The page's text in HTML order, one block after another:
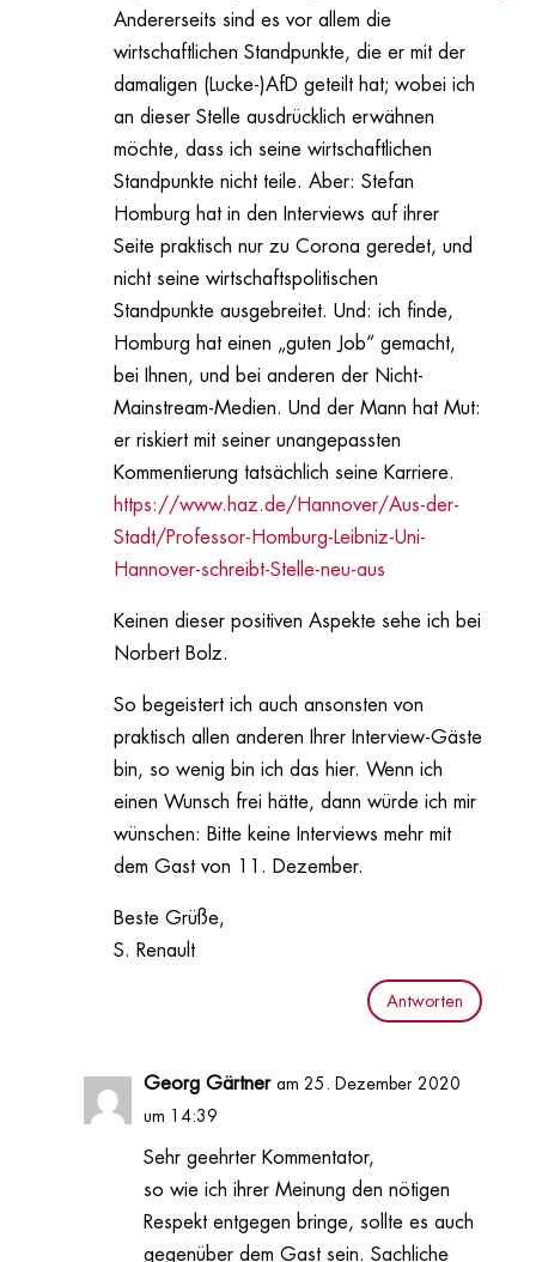
Andererseits sind es vor allem die
wirtschaftlichen Standpunkte, die er mit der
damaligen (Lucke-)AfD geteilt hat; wobei ich
an dieser Stelle ausdrücklich erwähnen
möchte, dass ich seine wirtschaftlichen
Standpunkte nicht teile. Aber: Stefan
Homburg hat in den Interviews auf ihrer
Seite praktisch nur zu Corona geredet, und
nicht seine wirtschaftspolitischen
Standpunkte ausgebreitet. Und: ich finde,
Homburg hat einen „guten Job“ gemacht,
bei Ihnen, und bei anderen der Nicht-
Mainstream-Medien. Und der Mann hat Mut:
er riskiert mit seiner unangepassten
Kommentierung tatsächlich seine Karriere.
https://www.haz.de/Hannover/Aus-der-
Stadt/Professor-Homburg-Leibniz-Uni-
Hannover-schreibt-Stelle-neu-aus
Keinen dieser positiven Aspekte sehe ich bei
Norbert Bolz.
So begeistert ich auch ansonsten von
praktisch allen anderen Ihrer Interview-Gäste
bin, so wenig bin ich das hier. Wenn ich
einen Wunsch frei hätte, dann würde ich mir
wünschen: Bitte keine Interviews mehr mit
dem Gast von 11. Dezember.
Beste Grüße,
S. Renault
Antworten
Georg Gärtner am 25. Dezember 2020
um 14:39
Sehr geehrter Kommentator,
so wie ich ihrer Meinung den nötigen
Respekt entgegen bringe, sollte es auch
gegenüber dem Gast sein. Sachliche